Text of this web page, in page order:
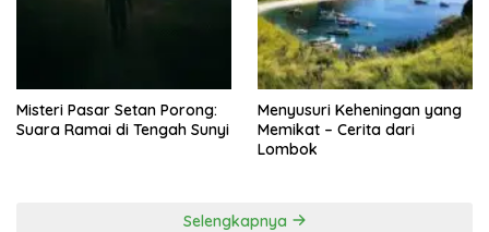
Misteri Pasar Setan Porong:
Suara Ramai di Tengah Sunyi
Menyusuri Keheningan yang
Memikat – Cerita dari
Lombok
Selengkapnya